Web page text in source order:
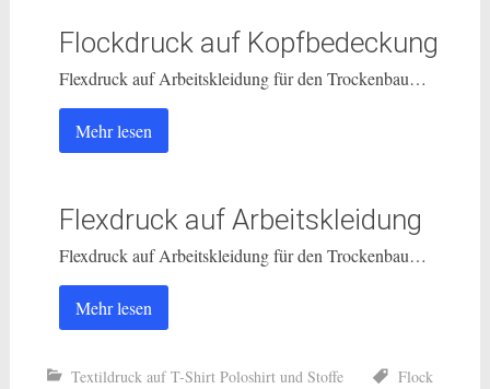
Flockdruck auf Kopfbedeckung
Flexdruck auf Arbeitskleidung für den Trockenbau…
Mehr lesen
Flexdruck auf Arbeitskleidung
Flexdruck auf Arbeitskleidung für den Trockenbau…
Mehr lesen
Textildruck auf T-Shirt Poloshirt und Stoffe
Flock